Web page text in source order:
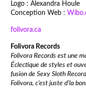
Logo : Alexandra Houle
Conception Web :
folivora.ca
Folivora Records
Folivora Records est une
Éclectique de styles et
fusion de Sexy Sloth
Folivora, c’est juste d’la